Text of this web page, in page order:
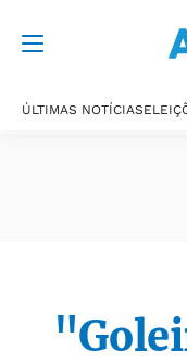
ÚLTIMAS NOTÍCIAS